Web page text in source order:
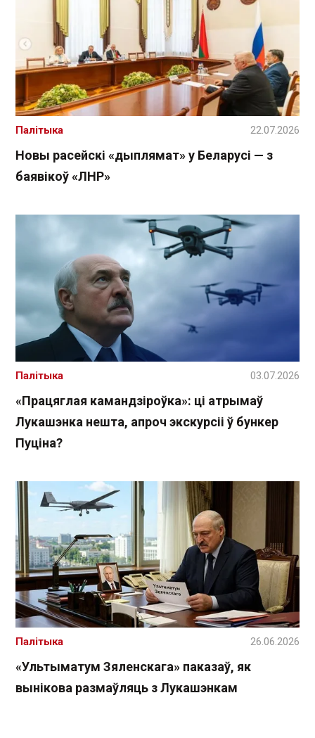
Новы расейскі «дыплямат» у Беларусі — з
баявікоў «ЛНР»
Палітыка 22.07.2026
«Працяглая камандзіроўка»: ці атрымаў
Лукашэнка нешта, апроч экскурсіі ў бункер
Пуціна?
Палітыка 03.07.2026
«Ультыматум Зяленскага» паказаў, як
вынікова размаўляць з Лукашэнкам
Палітыка 26.06.2026